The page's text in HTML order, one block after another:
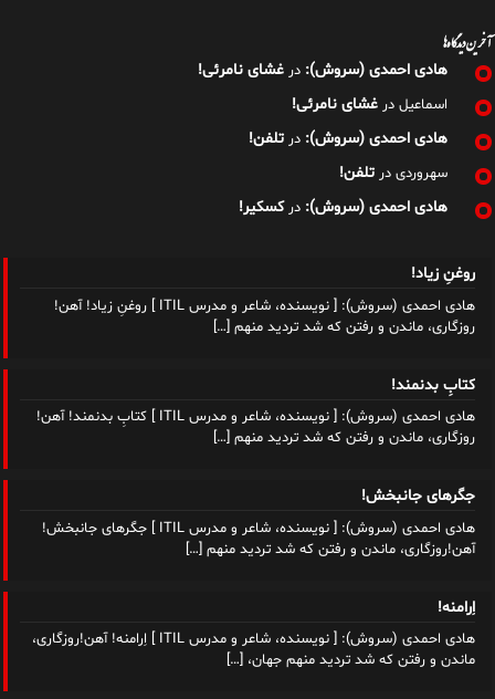
آخرین دیدگاه‌ها
هادی احمدی (سروش): در غشای نامرئی!
اسماعیل در غشای نامرئی!
هادی احمدی (سروش): در تلفن!
سهروردی در تلفن!
هادی احمدی (سروش): درکسکیر!
روغنِ زیاد!
هادی احمدی (سروش): [ نویسنده، شاعر و مدرس ITIL ] روغنِ زیاد! آهن!
روزگاری، ماندن و رفتن که شد تردید منهم […]
کتابِ بدنمند!
هادی احمدی (سروش): [ نویسنده، شاعر و مدرس ITIL ] کتابِ بدنمند! آهن!
روزگاری، ماندن و رفتن که شد تردید منهم […]
جگرهای جانبخش!
هادی احمدی (سروش): [ نویسنده، شاعر و مدرس ITIL ] جگرهای جانبخش!
آهن!روزگاری، ماندن و رفتن که شد تردید منهم […]
اِرامنه!
هادی احمدی (سروش): [ نویسنده، شاعر و مدرس ITIL ] اِرامنه! آهن!روزگاری،
ماندن و رفتن که شد تردید منهم جهان، […]